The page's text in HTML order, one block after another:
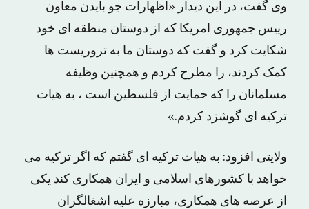
وی گفت، در این دیدار «اظهارات جو بایدن معاون
رییس جمهوری امریکا که از دوستان منطقه ای خود
شکایت کرد و گفت که دوستان ما به تروریست ها
کمک کردند، را مطرح کردم و همچنین وظیفه
مسلمانان را که حمایت از فلسطین است ، به هیات
ترکیه ای گوشزد کردم.»
ولایتی افزود: به هیات ترکیه ای گفتم که اگر ترکیه می
خواهد با کشورهای اسلامی و ایران همکاری کند یکی
از عرصه های همکاری، مبارزه علیه اشغالگران